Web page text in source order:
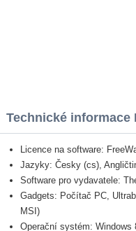
Technické informace
Licence na software:
Jazyky: Česky (cs),
Software pro vydavatele:
Gadgets: Počítač PC,
MSI)
Operační systém: Windows